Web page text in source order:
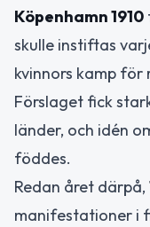
Köpenhamn 1910
skulle instiftas
kvinnors kamp för
Förslaget fick
länder, och idén
föddes.
Redan året därpå,
manifestationer i